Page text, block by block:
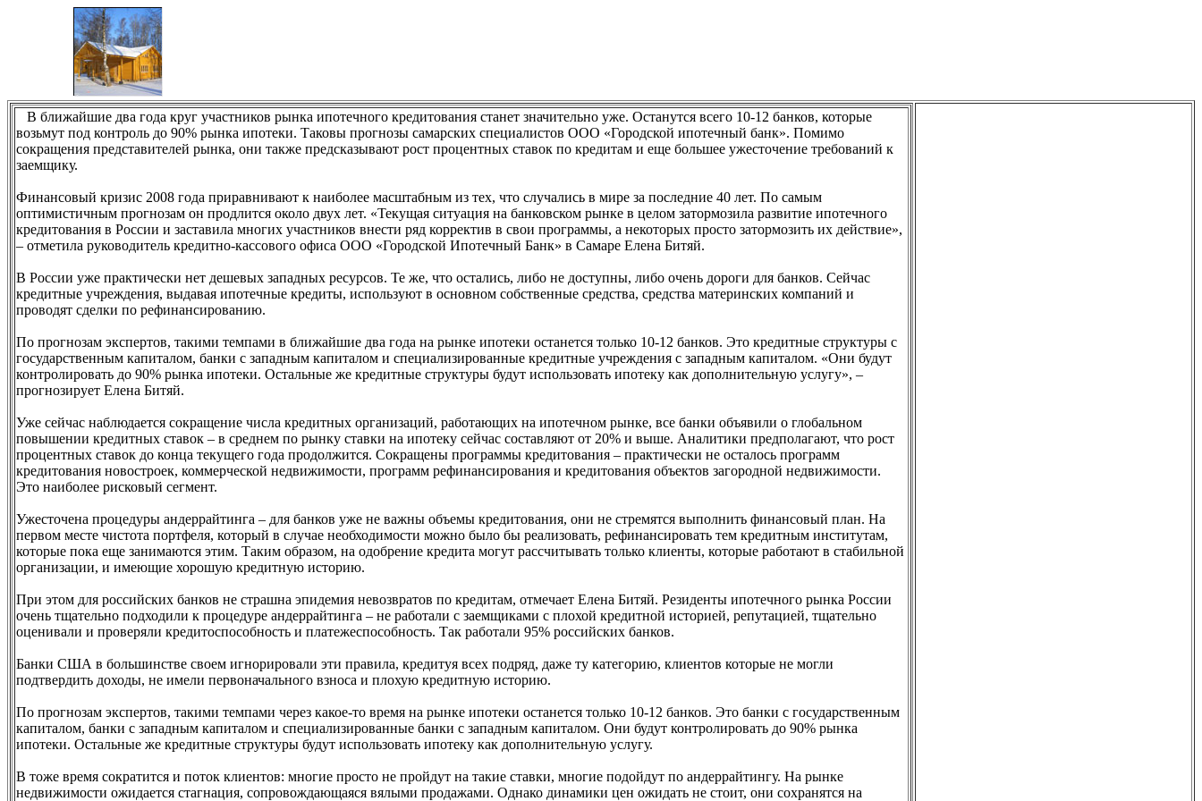
В ближайшие два года круг участников рынка ипотечного кредитования станет значительно уже. Останутся всего 10-12 банков, которые
возьмут под контроль до 90% рынка ипотеки. Таковы прогнозы самарских специалистов ООО «Городской ипотечный банк». Помимо
сокращения представителей рынка, они также предсказывают рост процентных ставок по кредитам и еще большее ужесточение требований к
заемщику.
Финансовый кризис 2008 года приравнивают к наиболее масштабным из тех, что случались в мире за последние 40 лет. По самым
оптимистичным прогнозам он продлится около двух лет. «Текущая ситуация на банковском рынке в целом затормозила развитие ипотечного
кредитования в России и заставила многих участников внести ряд корректив в свои программы, а некоторых просто затормозить их действие»,
– отметила руководитель кредитно-кассового офиса ООО «Городской Ипотечный Банк» в Самаре Елена Битяй.
В России уже практически нет дешевых западных ресурсов. Те же, что остались, либо не доступны, либо очень дороги для банков. Сейчас
кредитные учреждения, выдавая ипотечные кредиты, используют в основном собственные средства, средства материнских компаний и
проводят сделки по рефинансированию.
По прогнозам экспертов, такими темпами в ближайшие два года на рынке ипотеки останется только 10-12 банков. Это кредитные структуры с
государственным капиталом, банки с западным капиталом и специализированные кредитные учреждения с западным капиталом. «Они будут
контролировать до 90% рынка ипотеки. Остальные же кредитные структуры будут использовать ипотеку как дополнительную услугу», –
прогнозирует Елена Битяй.
Уже сейчас наблюдается сокращение числа кредитных организаций, работающих на ипотечном рынке, все банки объявили о глобальном
повышении кредитных ставок – в среднем по рынку ставки на ипотеку сейчас составляют от 20% и выше. Аналитики предполагают, что рост
процентных ставок до конца текущего года продолжится. Сокращены программы кредитования – практически не осталось программ
кредитования новостроек, коммерческой недвижимости, программ рефинансирования и кредитования объектов загородной недвижимости.
Это наиболее рисковый сегмент.
Ужесточена процедуры андеррайтинга – для банков уже не важны объемы кредитования, они не стремятся выполнить финансовый план. На
первом месте чистота портфеля, который в случае необходимости можно было бы реализовать, рефинансировать тем кредитным институтам,
которые пока еще занимаются этим. Таким образом, на одобрение кредита могут рассчитывать только клиенты, которые работают в стабильной
организации, и имеющие хорошую кредитную историю.
При этом для российских банков не страшна эпидемия невозвратов по кредитам, отмечает Елена Битяй. Резиденты ипотечного рынка России
очень тщательно подходили к процедуре андеррайтинга – не работали с заемщиками с плохой кредитной историей, репутацией, тщательно
оценивали и проверяли кредитоспособность и платежеспособность. Так работали 95% российских банков.
Банки США в большинстве своем игнорировали эти правила, кредитуя всех подряд, даже ту категорию, клиентов которые не могли
подтвердить доходы, не имели первоначального взноса и плохую кредитную историю.
По прогнозам экспертов, такими темпами через какое-то время на рынке ипотеки останется только 10-12 банков. Это банки с государственным
капиталом, банки с западным капиталом и специализированные банки с западным капиталом. Они будут контролировать до 90% рынка
ипотеки. Остальные же кредитные структуры будут использовать ипотеку как дополнительную услугу.
В тоже время сократится и поток клиентов: многие просто не пройдут на такие ставки, многие подойдут по андеррайтингу. На рынке
недвижимости ожидается стагнация, сопровождающаяся вялыми продажами. Однако динамики цен ожидать не стоит, они сохранятся на